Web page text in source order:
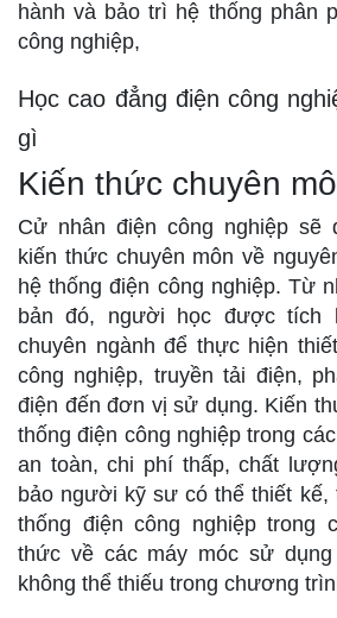
hành và bảo trì hệ thống phân
công nghiệp,
Học cao đẳng điện công
gì
Kiến thức chuyên
Cử nhân điện công nghiệp sẽ
kiến thức chuyên môn về
hệ thống điện công nghiệp. Từ
bản đó, người học được tích
chuyên ngành để thực hiện
công nghiệp, truyền tải điện,
điện đến đơn vị sử dụng. Kiến
thống điện công nghiệp trong
an toàn, chi phí thấp, chất
bảo người kỹ sư có thể thiết kế,
thống điện công nghiệp trong
thức về các máy móc sử dụng
không thể thiếu trong chương